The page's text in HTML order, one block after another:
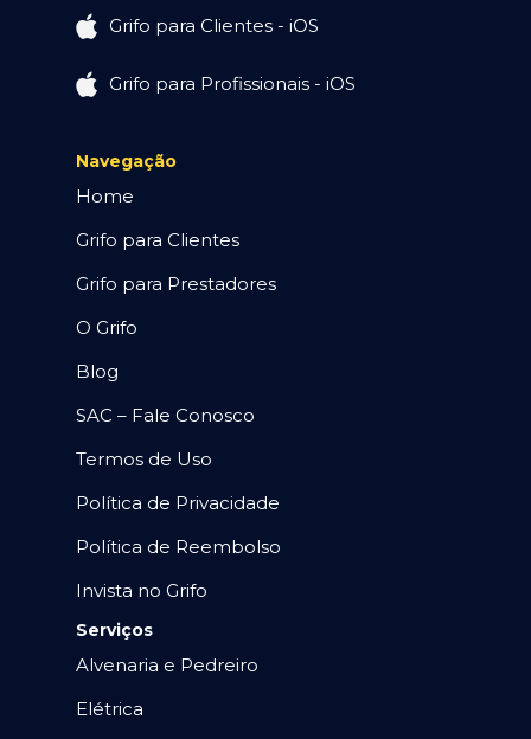
Grifo para Clientes - iOS
Grifo para Profissionais - iOS
Navegação
Home
Grifo para Clientes
Grifo para Prestadores
O Grifo
Blog
SAC – Fale Conosco
Termos de Uso
Política de Privacidade
Política de Reembolso
Invista no Grifo
Serviços
Alvenaria e Pedreiro
Elétrica